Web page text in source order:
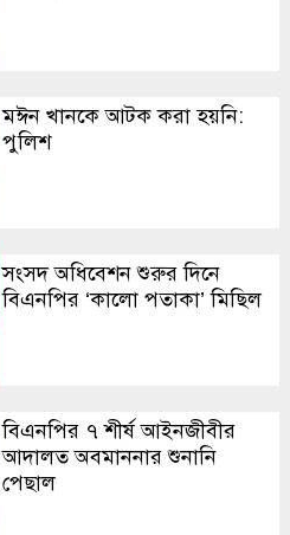
মঈন খানকে আটক করা হয়নি:
পুলিশ
সংসদ অধিবেশন শুরুর দিনে
বিএনপির ‘কালো পতাকা’ মিছিল
বিএনপির ৭ শীর্ষ আইনজীবীর
আদালত অবমাননার শুনানি
পেছাল